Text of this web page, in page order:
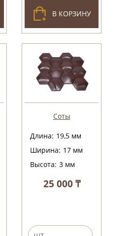
В КОРЗИНУ
Соты
Длина: 19,5 мм
Ширина: 17 мм
Высота: 3 мм
25 000 ₸